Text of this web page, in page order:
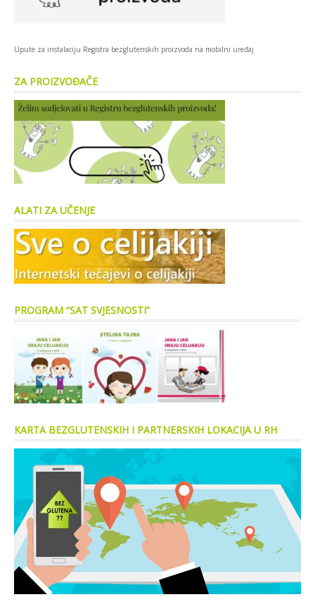
Upute za instalaciju Registra bezglutenskih proizvoda na mobilni uređaj
ZA PROIZVOĐAČE
ALATI ZA UČENJE
PROGRAM “SAT SVJESNOSTI”
KARTA BEZGLUTENSKIH I PARTNERSKIH LOKACIJA U RH